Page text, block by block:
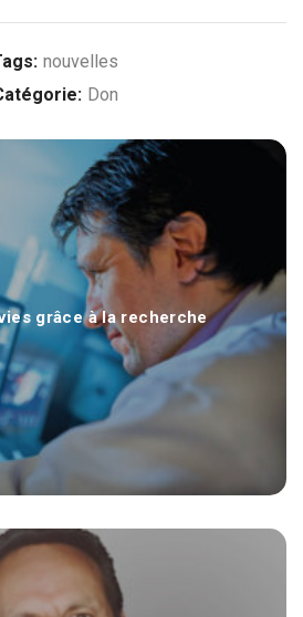
nouvelles
Don
grâce à la recherche